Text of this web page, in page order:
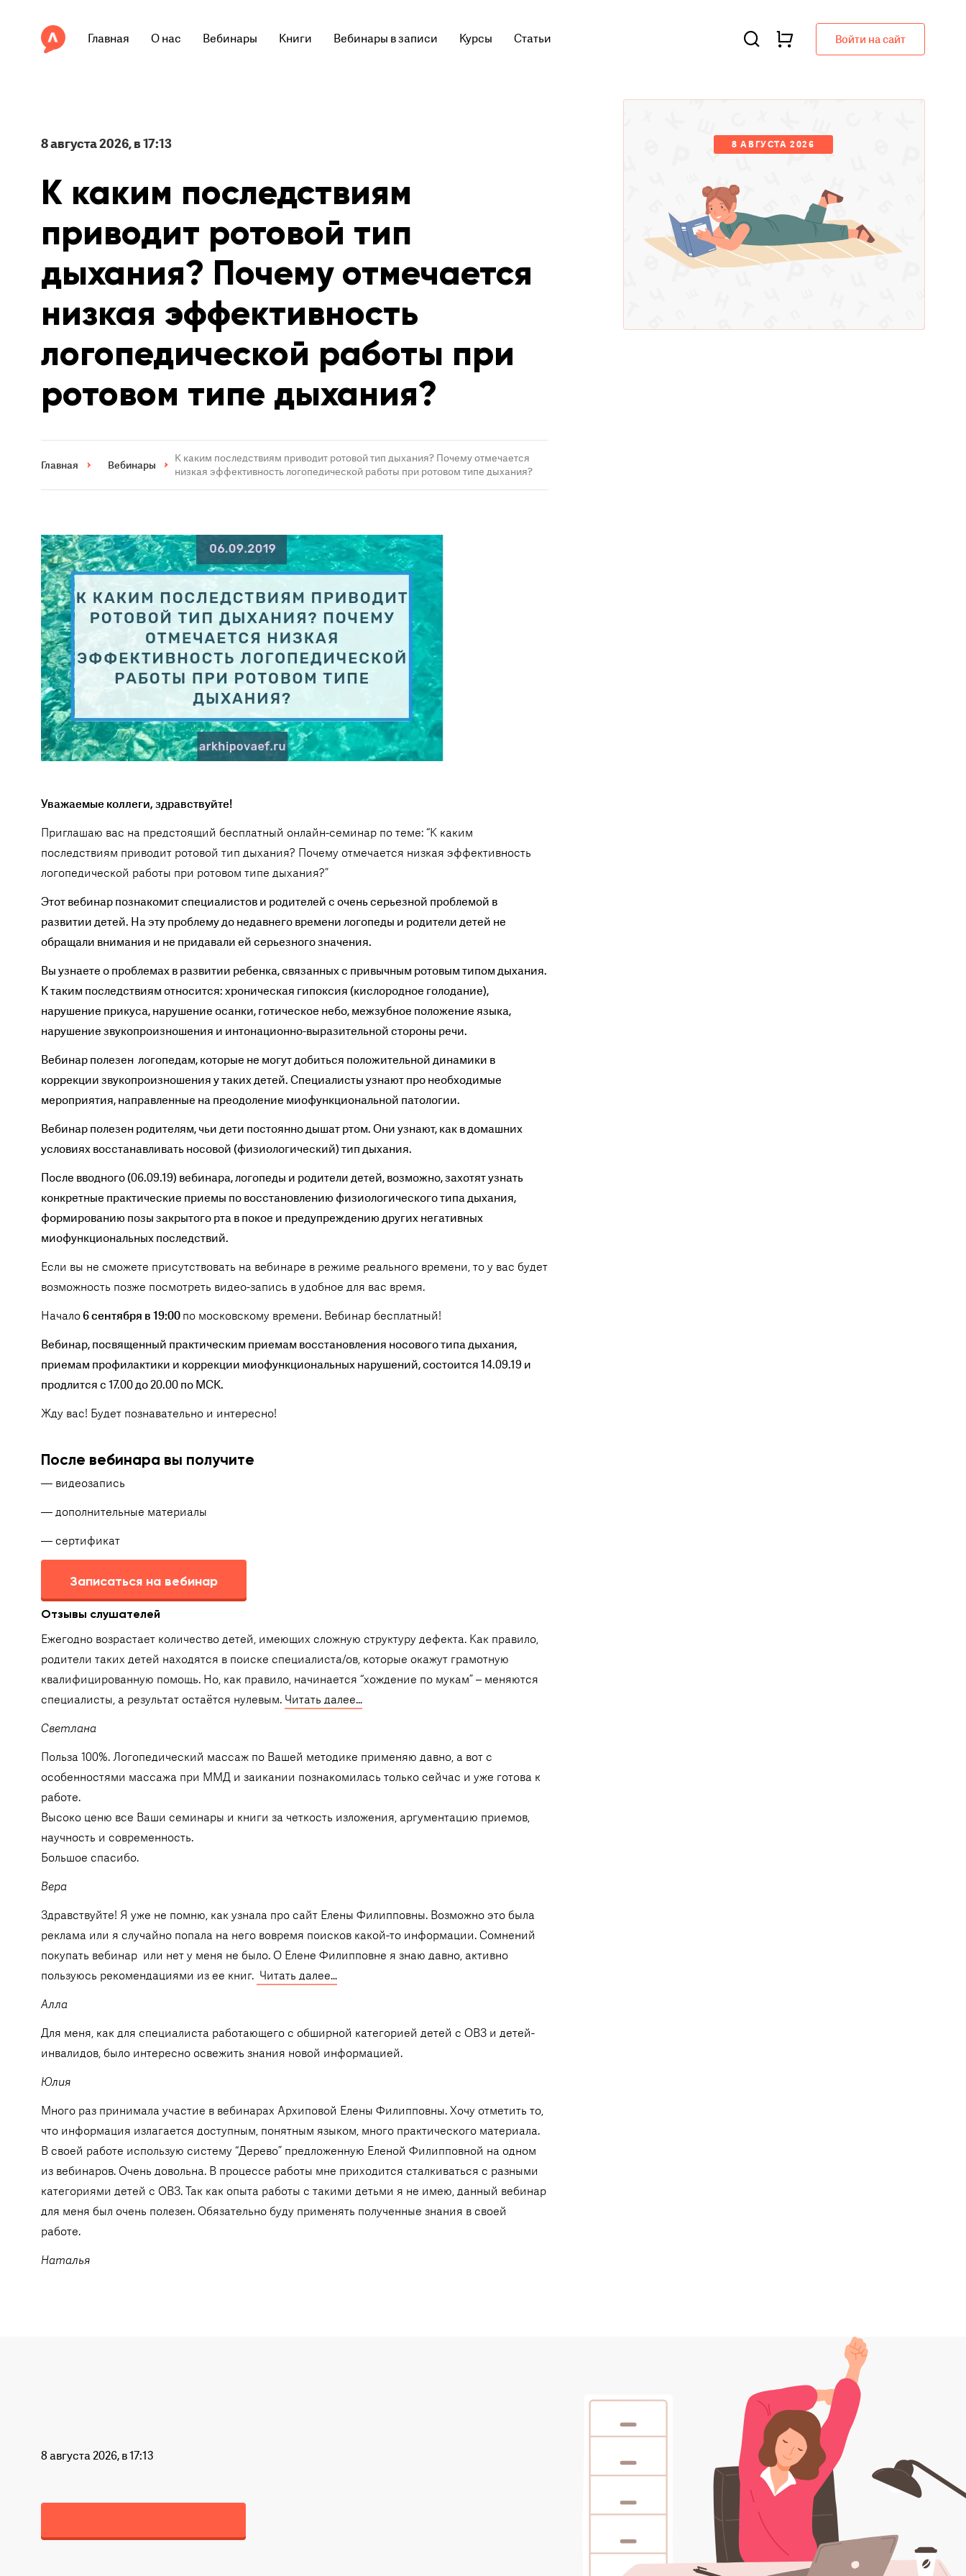
Главная О нас Вебинары Книги Вебинары в записи Курсы Статьи Войти на сайт
8 августа 2026, в 17:13
К каким последствиям
приводит ротовой тип
дыхания? Почему отмечается
низкая эффективность
логопедической работы при
ротовом типе дыхания?
Главная Вебинары
К каким последствиям приводит ротовой тип дыхания? Почему отмечается
низкая эффективность логопедической работы при ротовом типе дыхания?
Уважаемые коллеги, здравствуйте!
Приглашаю вас на предстоящий бесплатный онлайн-семинар по теме: “К каким
последствиям приводит ротовой тип дыхания? Почему отмечается низкая эффективность
логопедической работы при ротовом типе дыхания?”
Этот вебинар познакомит специалистов и родителей с очень серьезной проблемой в
развитии детей. На эту проблему до недавнего времени логопеды и родители детей не
обращали внимания и не придавали ей серьезного значения.
Вы узнаете о проблемах в развитии ребенка, связанных с привычным ротовым типом дыхания.
К таким последствиям относится: хроническая гипоксия (кислородное голодание),
нарушение прикуса, нарушение осанки, готическое небо, межзубное положение языка,
нарушение звукопроизношения и интонационно-выразительной стороны речи.
Вебинар полезен логопедам, которые не могут добиться положительной динамики в
коррекции звукопроизношения у таких детей. Специалисты узнают про необходимые
мероприятия, направленные на преодоление миофункциональной патологии.
Вебинар полезен родителям, чьи дети постоянно дышат ртом. Они узнают, как в домашних
условиях восстанавливать носовой (физиологический) тип дыхания.
После вводного (06.09.19) вебинара, логопеды и родители детей, возможно, захотят узнать
конкретные практические приемы по восстановлению физиологического типа дыхания,
формированию позы закрытого рта в покое и предупреждению других негативных
миофункциональных последствий.
Если вы не сможете присутствовать на вебинаре в режиме реального времени, то у вас будет
возможность позже посмотреть видео-запись в удобное для вас время.
Начало6 сентября в 19:00по московскому времени. Вебинар бесплатный!
Вебинар, посвященный практическим приемам восстановления носового типа дыхания,
приемам профилактики и коррекции миофункциональных нарушений, состоится 14.09.19 и
продлится с 17.00 до 20.00 по МСК.
Жду вас! Будет познавательно и интересно!
После вебинара вы получите
— видеозапись
— дополнительные материалы
— сертификат
Записаться на вебинар
Отзывы слушателей
Ежегодно возрастает количество детей, имеющих сложную структуру дефекта. Как правило,
родители таких детей находятся в поиске специалиста/ов, которые окажут грамотную
квалифицированную помощь. Но, как правило, начинается “хождение по мукам” – меняются
специалисты, а результат остаётся нулевым. Читать далее…
Светлана
Польза 100%. Логопедический массаж по Вашей методике применяю давно, а вот с
особенностями массажа при ММД и заикании познакомилась только сейчас и уже готова к
работе.
Высоко ценю все Ваши семинары и книги за четкость изложения, аргументацию приемов,
научность и современность.
Большое спасибо.
Вера
Здравствуйте! Я уже не помню, как узнала про сайт Елены Филипповны. Возможно это была
реклама или я случайно попала на него вовремя поисков какой-то информации. Сомнений
покупать вебинар или нет у меня не было. О Елене Филипповне я знаю давно, активно
пользуюсь рекомендациями из ее книг. Читать далее…
Алла
Для меня, как для специалиста работающего с обширной категорией детей с ОВЗ и детей-
инвалидов, было интересно освежить знания новой информацией.
Юлия
Много раз принимала участие в вебинарах Архиповой Елены Филипповны. Хочу отметить то,
что информация излагается доступным, понятным языком, много практического материала.
В своей работе использую систему “Дерево” предложенную Еленой Филипповной на одном
из вебинаров. Очень довольна. В процессе работы мне приходится сталкиваться с разными
категориями детей с ОВЗ. Так как опыта работы с такими детьми я не имею, данный вебинар
для меня был очень полезен. Обязательно буду применять полученные знания в своей
работе.
Наталья
8 АВГУСТА 2026
8 августа 2026, в 17:13